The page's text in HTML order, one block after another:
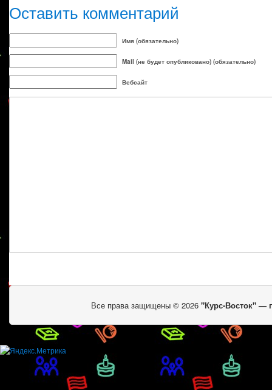
Оставить комментарий
Имя (обязательно)
Mail (не будет опубликовано) (обязательно)
Вебсайт
Все права защищены © 2026 "Курс-Восток" —